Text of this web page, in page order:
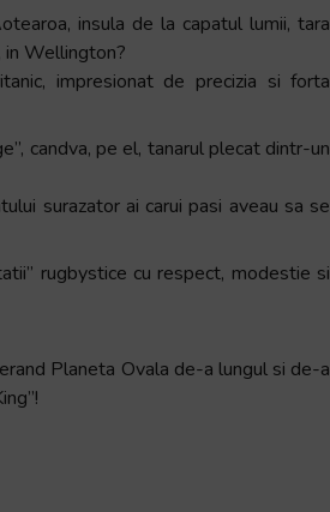
insula de la capatul lumii, tara
in Wellington?
impresionat de precizia si forta
candva, pe el, tanarul plecat dintr-un
surazator ai carui pasi aveau sa se
rugbystice cu respect, modestie si
Planeta Ovala de-a lungul si de-a